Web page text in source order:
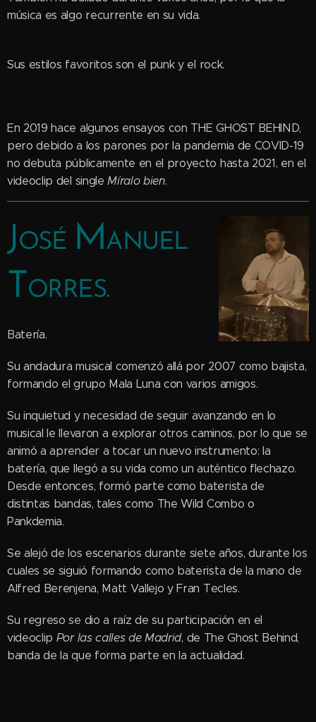
música es algo recurrente en su vida.
Sus estilos favoritos son el punk y el rock.
En 2019 hace algunos ensayos con THE GHOST BEHIND,
pero debido a los parones por la pandemia de COVID-19
no debuta públicamente en el proyecto hasta 2021, en el
videoclip del singleMíralo bien.
JOSÉ MANUEL
T ORRES.
Batería.
Su andadura musical comenzó allá por 2007 como bajista,
formando el grupo Mala Luna con varios amigos.
Su inquietud y necesidad de seguir avanzando en lo
musical le llevaron a explorar otros caminos, por lo que se
animó a aprender a tocar un nuevo instrumento: la
batería, que llegó a su vida como un auténtico flechazo.
Desde entonces, formó parte como baterista de
distintas bandas, tales como The Wild Combo o
Pankdemia.
Se alejó de los escenarios durante siete años, durante los
cuales se siguió formando como baterista de la mano de
Alfred Berenjena, Matt Vallejo y Fran Tecles.
Su regreso se dio a raíz de su participación en el
videoclip Por las calles de Madrid, de The Ghost Behind,
banda de la que forma parte en la actualidad.